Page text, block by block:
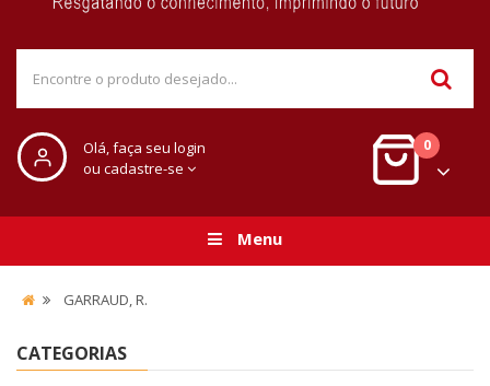
Olá, faça seu login
ou cadastre-se
0
Menu
GARRAUD, R.
CATEGORIAS